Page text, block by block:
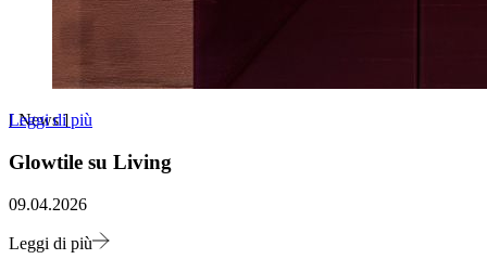
Leggi di più
[News]
Glowtile su Living
09.04.2026
Leggi di più